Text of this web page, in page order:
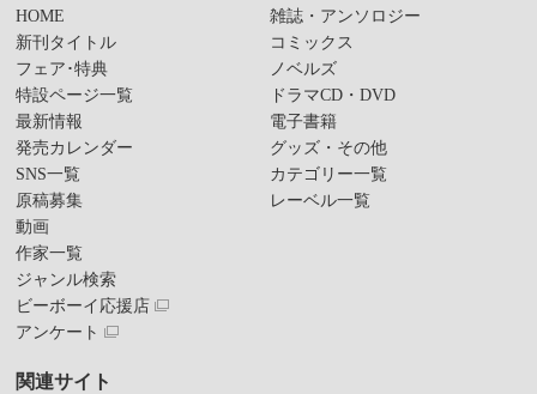
HOME
新刊タイトル
フェア･特典
特設ページ一覧
最新情報
発売カレンダー
SNS一覧
原稿募集
動画
作家一覧
ジャンル検索
ビーボーイ応援店
アンケート
雑誌・アンソロジー
コミックス
ノベルズ
ドラマCD・DVD
電子書籍
グッズ・その他
カテゴリー一覧
レーベル一覧
関連サイト